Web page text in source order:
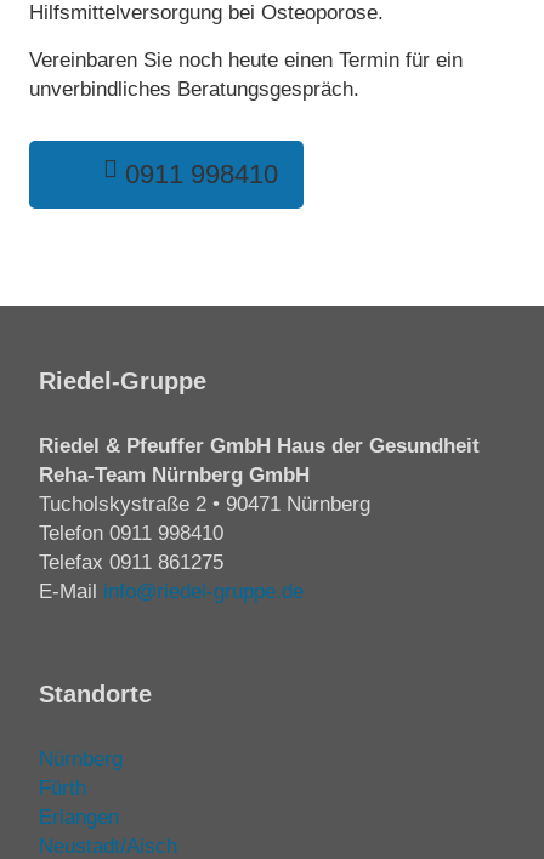
Hilfsmittelversorgung bei Osteoporose.
Vereinbaren Sie noch heute einen Termin für ein
unverbindliches Beratungsgespräch.
0911 998410
Riedel-Gruppe
Riedel & Pfeuffer GmbH Haus der Gesundheit
Reha-Team Nürnberg GmbH
Tucholskystraße 2 • 90471 Nürnberg
Telefon 0911 998410
Telefax 0911 861275
E-Mail info@riedel-gruppe.de
Standorte
Nürnberg
Fürth
Erlangen
Neustadt/Aisch